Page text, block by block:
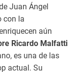
Juan Ángel
con la
aún
Ricardo Malfatti
es una de las
actual. Su